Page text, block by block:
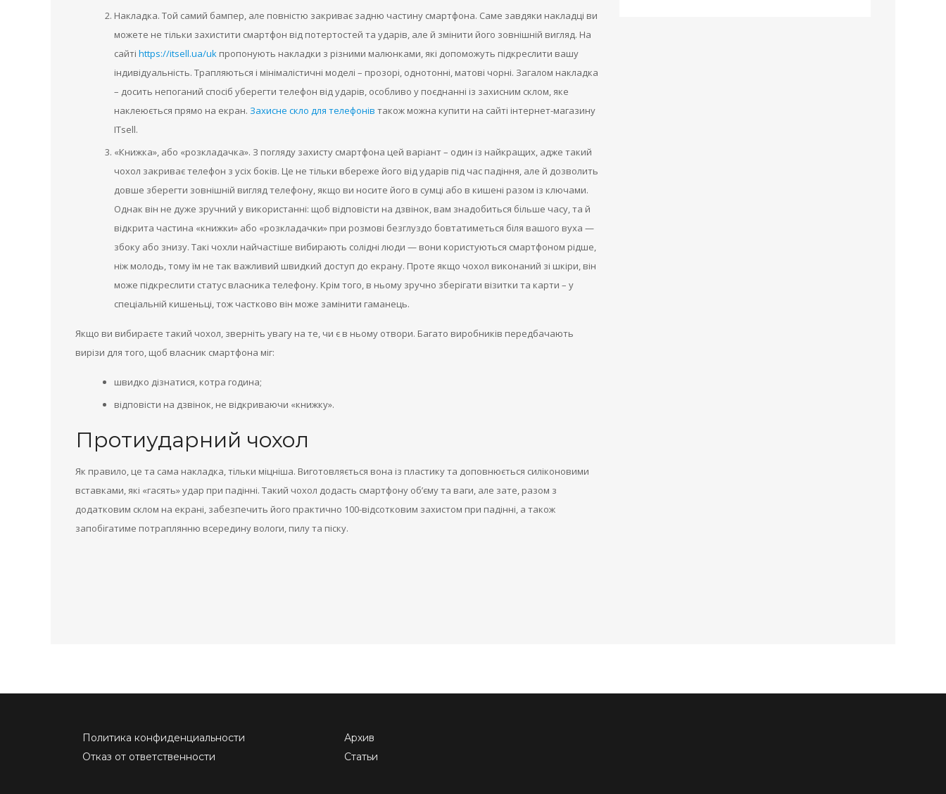
Накладка. Той самий бампер, але повністю закриває задню частину смартфона. Саме завдяки накладці ви
можете не тільки захистити смартфон від потертостей та ударів, але й змінити його зовнішній вигляд. На
сайті https://itsell.ua/uk пропонують накладки з різними малюнками, які допоможуть підкреслити вашу
індивідуальність. Трапляються і мінімалістичні моделі – прозорі, однотонні, матові чорні. Загалом накладка
– досить непоганий спосіб уберегти телефон від ударів, особливо у поєднанні із захисним склом, яке
наклеюється прямо на екран. Захисне скло для телефонів також можна купити на сайті інтернет-магазину
ITsell.
«Книжка», або «розкладачка». З погляду захисту смартфона цей варіант – один із найкращих, адже такий
чохол закриває телефон з усіх боків. Це не тільки вбереже його від ударів під час падіння, але й дозволить
довше зберегти зовнішній вигляд телефону, якщо ви носите його в сумці або в кишені разом із ключами.
Однак він не дуже зручний у використанні: щоб відповісти на дзвінок, вам знадобиться більше часу, та й
відкрита частина «книжки» або «розкладачки» при розмові безглуздо бовтатиметься біля вашого вуха —
збоку або знизу. Такі чохли найчастіше вибирають солідні люди — вони користуються смартфоном рідше,
ніж молодь, тому їм не так важливий швидкий доступ до екрану. Проте якщо чохол виконаний зі шкіри, він
може підкреслити статус власника телефону. Крім того, в ньому зручно зберігати візитки та карти – у
спеціальній кишеньці, тож частково він може замінити гаманець.
Якщо ви вибираєте такий чохол, зверніть увагу на те, чи є в ньому отвори. Багато виробників передбачають
вирізи для того, щоб власник смартфона міг:
швидко дізнатися, котра година;
відповісти на дзвінок, не відкриваючи «книжку».
Протиударний чохол
Як правило, це та сама накладка, тільки міцніша. Виготовляється вона із пластику та доповнюється силіконовими
вставками, які «гасять» удар при падінні. Такий чохол додасть смартфону об’єму та ваги, але зате, разом з
додатковим склом на екрані, забезпечить його практично 100-відсотковим захистом при падінні, а також
запобігатиме потраплянню всередину вологи, пилу та піску.
Политика конфиденциальности
Отказ от ответственности
Архив
Статьи